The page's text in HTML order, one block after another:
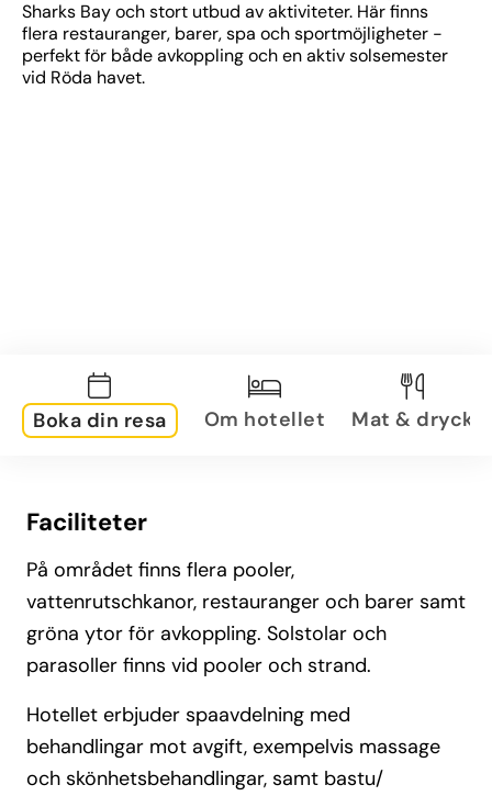
Sharks Bay och stort utbud av aktiviteter. Här finns
flera restauranger, barer, spa och sportmöjligheter -
perfekt för både avkoppling och en aktiv solsemester
vid Röda havet.
Boka din resa Om hotellet Mat & dryck
Faciliteter
På området finns flera pooler,
vattenrutschkanor, restauranger och barer samt
gröna ytor för avkoppling. Solstolar och
parasoller finns vid pooler och strand.
Hotellet erbjuder spaavdelning med
behandlingar mot avgift, exempelvis massage
och skönhetsbehandlingar, samt bastu/